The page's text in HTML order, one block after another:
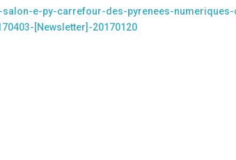
salon-e-py-carrefour-des-pyrenees-
[Newsletter]-20170120